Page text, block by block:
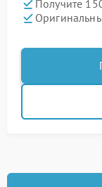
Получите